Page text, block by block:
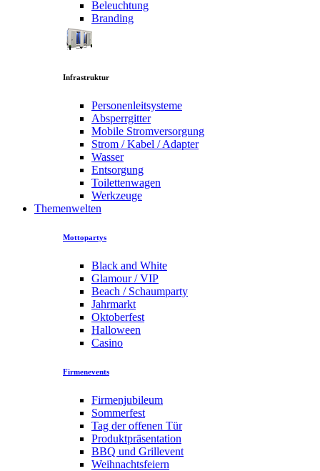
Beleuchtung
Branding
Infrastruktur
Personenleitsysteme
Absperrgitter
Mobile Stromversorgung
Strom / Kabel / Adapter
Wasser
Entsorgung
Toilettenwagen
Werkzeuge
Themenwelten
Mottopartys
Black and White
Glamour / VIP
Beach / Schaumparty
Jahrmarkt
Oktoberfest
Halloween
Casino
Firmenevents
Firmenjubileum
Sommerfest
Tag der offenen Tür
Produktpräsentation
BBQ und Grillevent
Weihnachtsfeiern